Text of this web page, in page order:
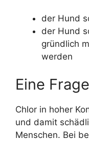
der Hund
der Hund
gründlich
werden
Eine
Chlor in hoher
und damit
Menschen. Bei